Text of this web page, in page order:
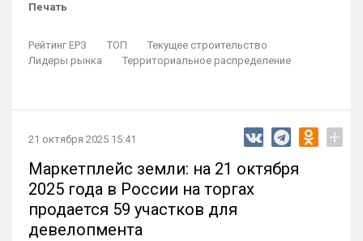
Печать
Рейтинг ЕРЗ ТОП
Текущее строительство
Лидеры рынка
Территориальное распределение
21 октября 2025 15:41 +
Маркетплейс земли: на 21 октября
2025 года в России на торгах
продается 59 участков для
девелопмента